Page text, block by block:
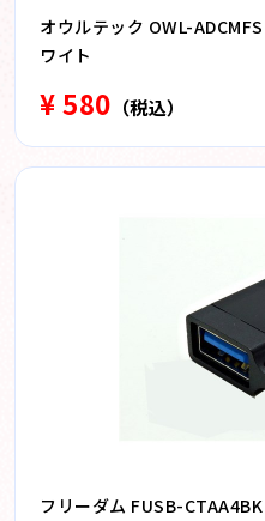
オウルテック OWL-
ワイト
¥ 580 （税込）
フリーダム FUSB-